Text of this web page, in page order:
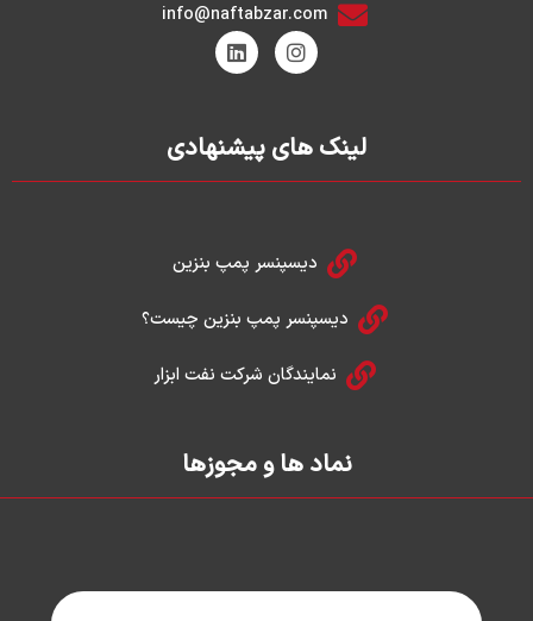
info@naftabzar.com
I
n
s
g
a
L
i
n
d
n
لینک های پیشنهادی
دیسپنسر پمپ بنزین
دیسپنسر پمپ بنزین چیست؟
نمایندگان شرکت نفت ابزار
نماد ها و مجوزها